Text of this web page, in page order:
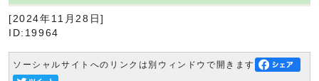
[2024年11月28日]
ID:19964
ソーシャルサイトへのリンクは別ウィンドウで開きます